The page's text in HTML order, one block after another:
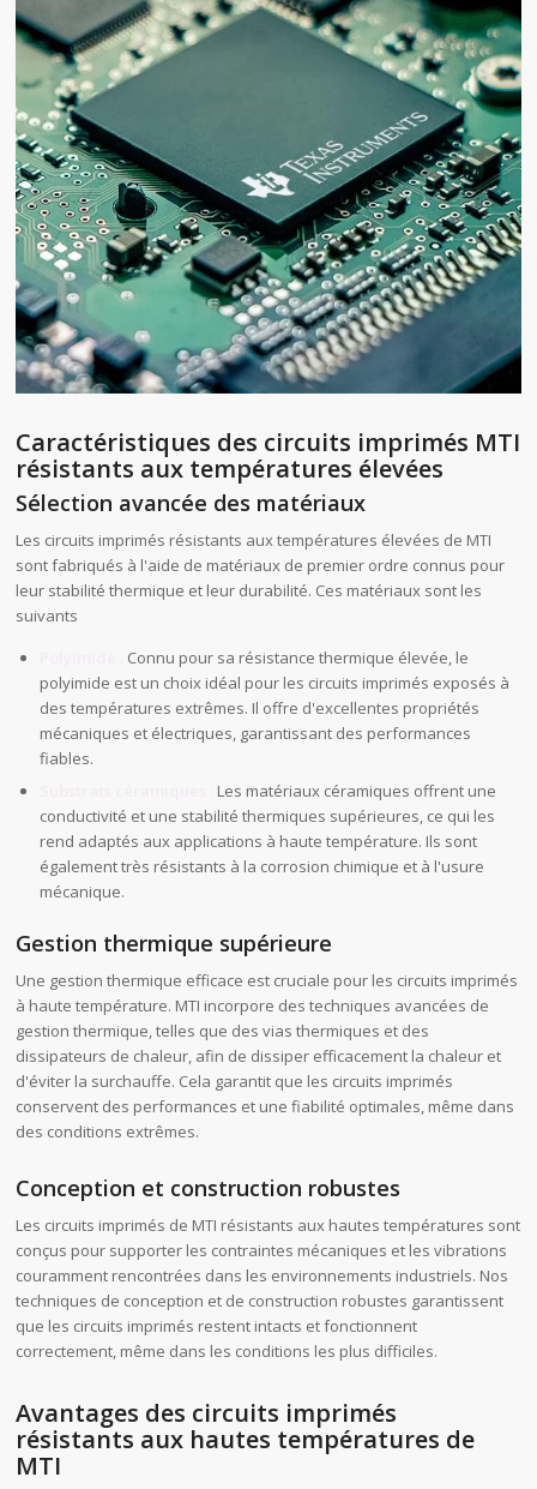
Caractéristiques des circuits imprimés MTI
résistants aux températures élevées
Sélection avancée des matériaux
Les circuits imprimés résistants aux températures élevées de MTI
sont fabriqués à l'aide de matériaux de premier ordre connus pour
leur stabilité thermique et leur durabilité. Ces matériaux sont les
suivants
Connu pour sa résistance thermique élevée, le
polyimide est un choix idéal pour les circuits imprimés exposés à
des températures extrêmes. Il offre d'excellentes propriétés
mécaniques et électriques, garantissant des performances
fiables.
Les matériaux céramiques offrent une
conductivité et une stabilité thermiques supérieures, ce qui les
rend adaptés aux applications à haute température. Ils sont
également très résistants à la corrosion chimique et à l'usure
mécanique.
Gestion thermique supérieure
Une gestion thermique efficace est cruciale pour les circuits imprimés
à haute température. MTI incorpore des techniques avancées de
gestion thermique, telles que des vias thermiques et des
dissipateurs de chaleur, afin de dissiper efficacement la chaleur et
d'éviter la surchauffe. Cela garantit que les circuits imprimés
conservent des performances et une fiabilité optimales, même dans
des conditions extrêmes.
Conception et construction robustes
Les circuits imprimés de MTI résistants aux hautes températures sont
conçus pour supporter les contraintes mécaniques et les vibrations
couramment rencontrées dans les environnements industriels. Nos
techniques de conception et de construction robustes garantissent
que les circuits imprimés restent intacts et fonctionnent
correctement, même dans les conditions les plus difficiles.
Avantages des circuits imprimés
résistants aux hautes températures de
MTI